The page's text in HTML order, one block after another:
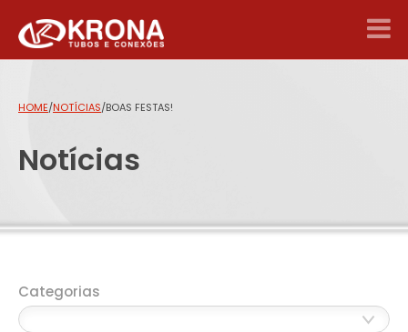
HOME/NOTÍCIAS/BOAS FESTAS!
Notícias
Categorias